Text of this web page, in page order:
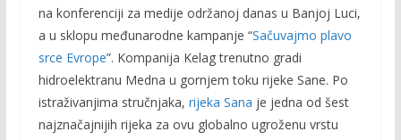
na konferenciji za medije održanoj danas u Banjoj Luci,
a u sklopu međunarodne kampanje “Sačuvajmo plavo
srce Evrope”. Kompanija Kelag trenutno gradi
hidroelektranu Medna u gornjem toku rijeke Sane. Po
istraživanjima stručnjaka, rijeka Sana je jedna od šest
najznačajnijih rijeka za ovu globalno ugroženu vrstu